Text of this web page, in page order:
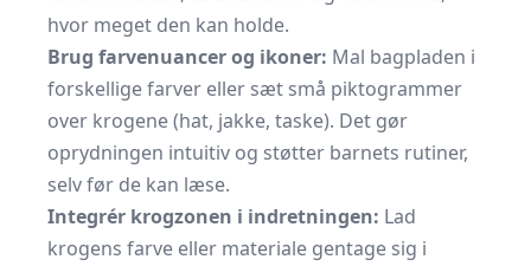
hvor meget den kan holde.
Brug farvenuancer og ikoner: Mal bagpladen i
forskellige farver eller sæt små piktogrammer
over krogene (hat, jakke, taske). Det gør
oprydningen intuitiv og støtter barnets rutiner,
selv før de kan læse.
Integrér krogzonen i indretningen: Lad
krogens farve eller materiale gentage sig i